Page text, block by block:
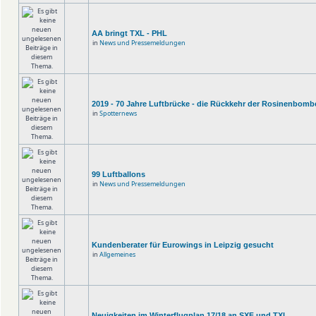
AA bringt TXL - PHL
in News und Pressemeldungen
2019 - 70 Jahre Luftbrücke - die Rückkehr der
in Spotternews
99 Luftballons
in News und Pressemeldungen
Kundenberater für Eurowings in Leipzig gesucht
in Allgemeines